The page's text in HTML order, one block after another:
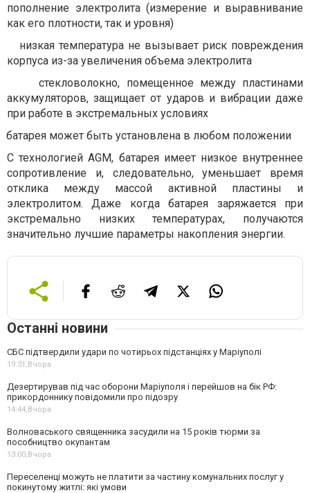
пополнение электролита (измерение и выравнивание
как его плотности, так и уровня)
низкая температура не вызывает риск повреждения
корпуса из-за увеличения объема электролита
стекловолокно, помещенное между пластинами
аккумуляторов, защищает от ударов и вибрации даже
при работе в экстремальных условиях
батарея может быть установлена в любом положении
С технологией AGM, батарея имеет низкое внутреннее
сопротивление и, следовательно, уменьшает время
отклика между массой активной пластины и
электролитом. Даже когда батарея заряжается при
экстремально низких температурах, получаются
значительно лучшие параметры накопления энергии.
Останні новини
СБС підтвердили удари по чотирьох підстанціях у Маріуполі
19:31,Вчора
Дезертирував під час оборони Маріуполя і перейшов на бік РФ:
прикордоннику повідомили про підозру
14:44,Вчора
Волноваського священника засудили на 15 років тюрми за
пособництво окупантам
13:00,Вчора
Переселенці можуть не платити за частину комунальних послуг у
покинутому житлі: які умови